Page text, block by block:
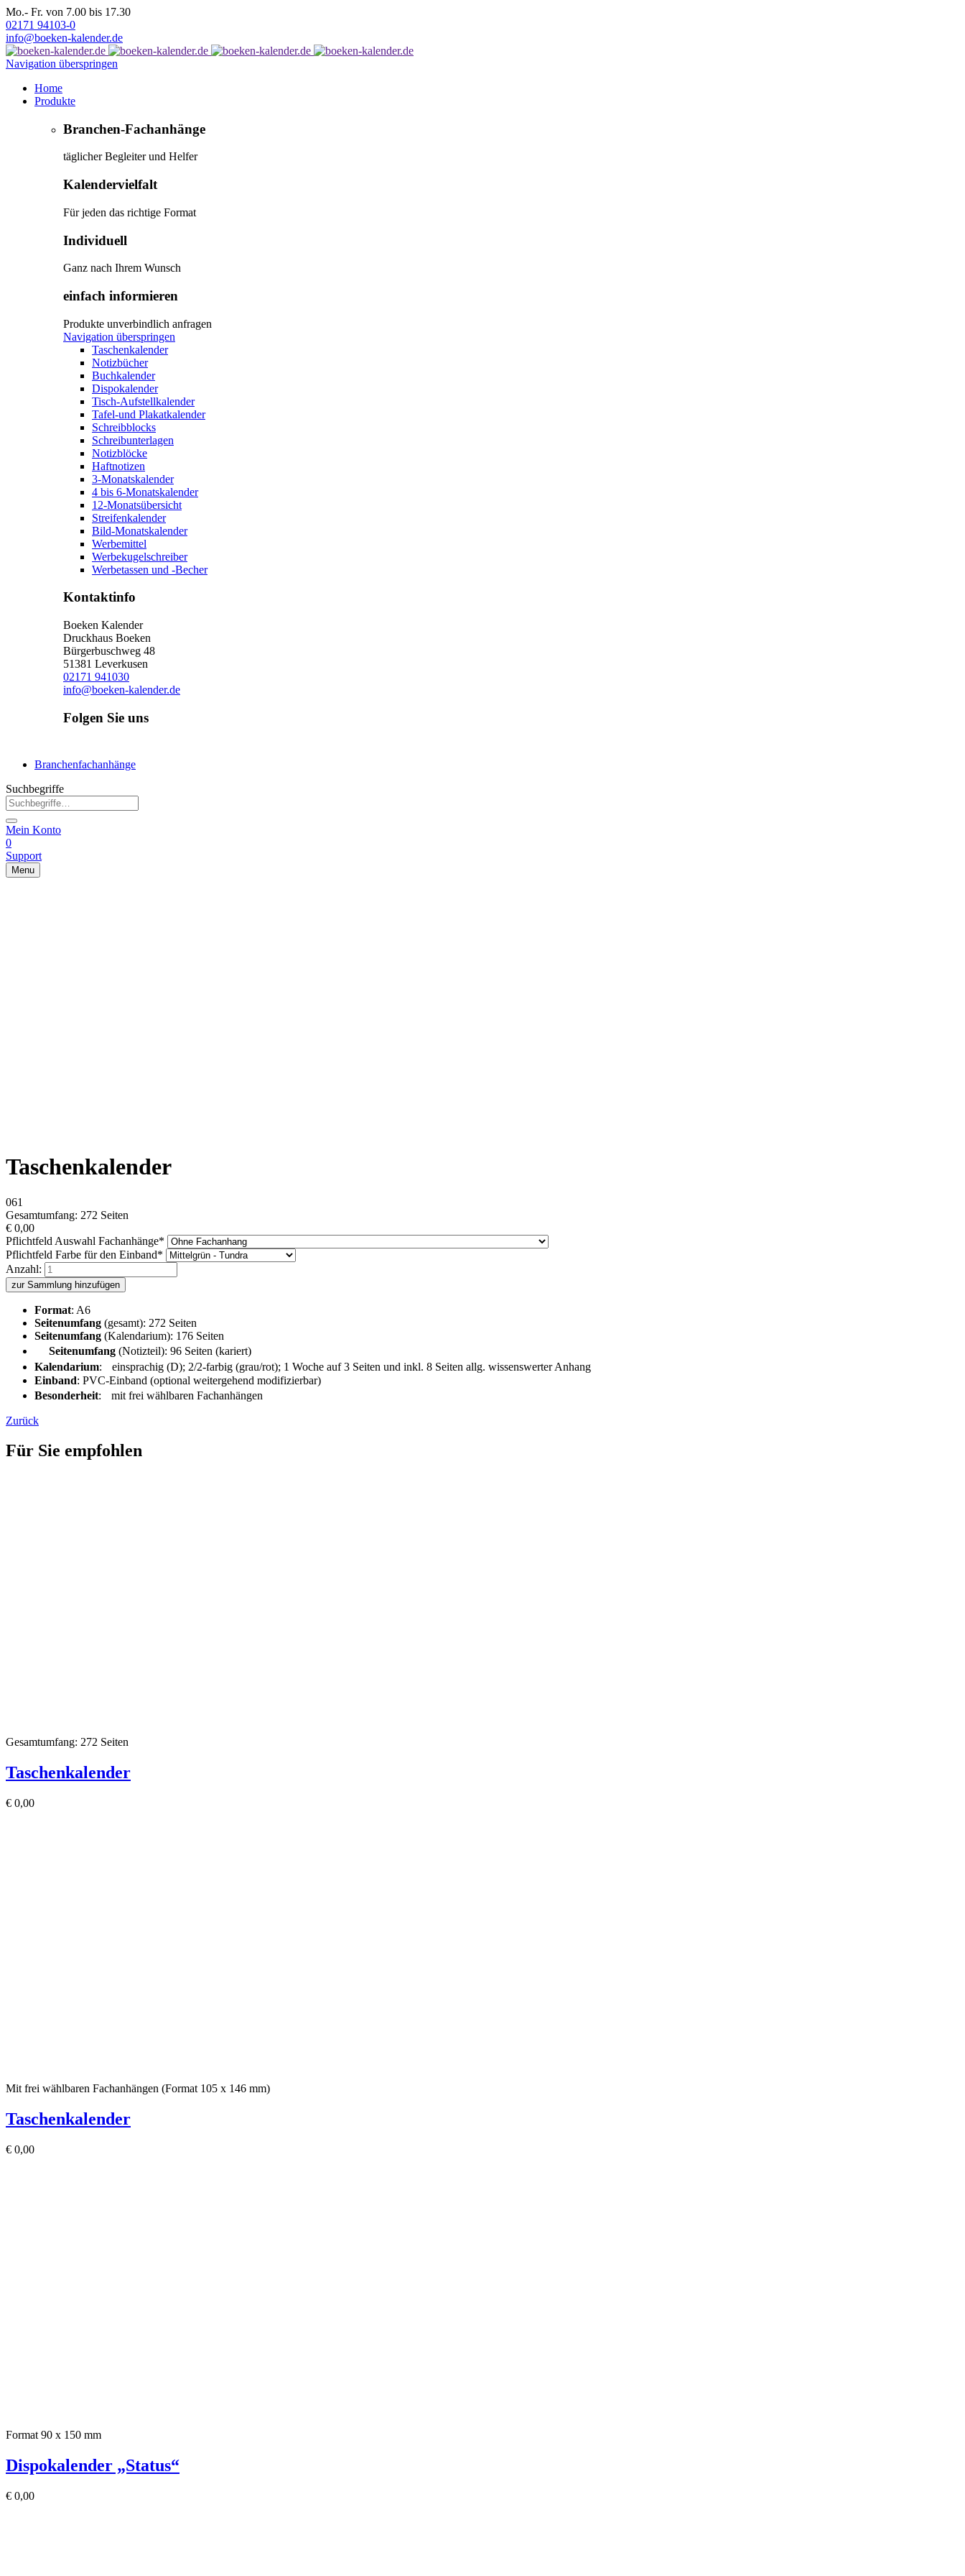
Mo.- Fr. von 7.00 bis 17.30
02171 94103-0
info@boeken-kalender.de
Navigation überspringen
Home
Produkte
Branchen-Fachanhänge
täglicher Begleiter und Helfer
Kalendervielfalt
Für jeden das richtige Format
Individuell
Ganz nach Ihrem Wunsch
einfach informieren
Produkte unverbindlich anfragen
Navigation überspringen
Taschenkalender
Notizbücher
Buchkalender
Dispokalender
Tisch-Aufstellkalender
Tafel-und Plakatkalender
Schreibblocks
Schreibunterlagen
Notizblöcke
Haftnotizen
3-Monatskalender
4 bis 6-Monatskalender
12-Monatsübersicht
Streifenkalender
Bild-Monatskalender
Werbemittel
Werbekugelschreiber
Werbetassen und -Becher
Kontaktinfo
Boeken Kalender
Druckhaus Boeken
Bürgerbuschweg 48
51381 Leverkusen
02171 941030
info@boeken-kalender.de
Folgen Sie uns
Branchenfachanhänge
Suchbegriffe
Mein Konto
0
Support
Menu
Taschenkalender
061
Gesamtumfang: 272 Seiten
€ 0,00
Pflichtfeld Auswahl Fachanhänge*
Pflichtfeld Farbe für den Einband*
Anzahl:
zur Sammlung hinzufügen
Format: A6
Seitenumfang (gesamt): 272 Seiten
Seitenumfang (Kalendarium): 176 Seiten
Seitenumfang (Notizteil): 96 Seiten (kariert)
Kalendarium: einsprachig (D); 2/2-farbig (grau/rot); 1 Woche auf 3 Seiten und inkl. 8 Seiten allg. wissenswerter Anhang
Einband: PVC-Einband (optional weitergehend modifizierbar)
Besonderheit: mit frei wählbaren Fachanhängen
Zurück
Für Sie empfohlen
Gesamtumfang: 272 Seiten
Taschenkalender
€ 0,00
Mit frei wählbaren Fachanhängen (Format 105 x 146 mm)
Taschenkalender
€ 0,00
Format 90 x 150 mm
Dispokalender „Status“
€ 0,00